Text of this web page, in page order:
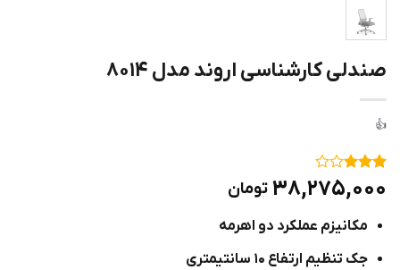
صندلی کارشناسی اروند مدل ۸۰۱۴
۳
از ۵
مشتری
۳۸,۲۷۵,۰۰۰ تومان
مکانیزم عملکرد دو اهرمه
جک تنظیم ارتفاع ۱۰ سانتیمتری